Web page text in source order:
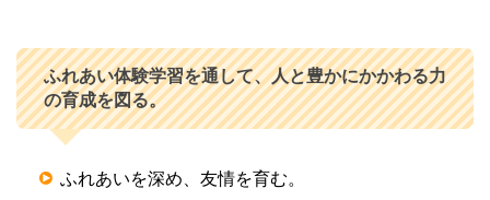
ふれあい体験学習を通して、人と豊かにかかわる力
の育成を図る。
ふれあいを深め、友情を育む。